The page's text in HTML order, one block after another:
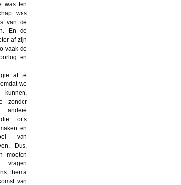
was ten
was
van de
En de
af zijn
vaak de
en
af te
we
zonder
andere
ons
en
van
Dus,
moeten
vragen
thema
van